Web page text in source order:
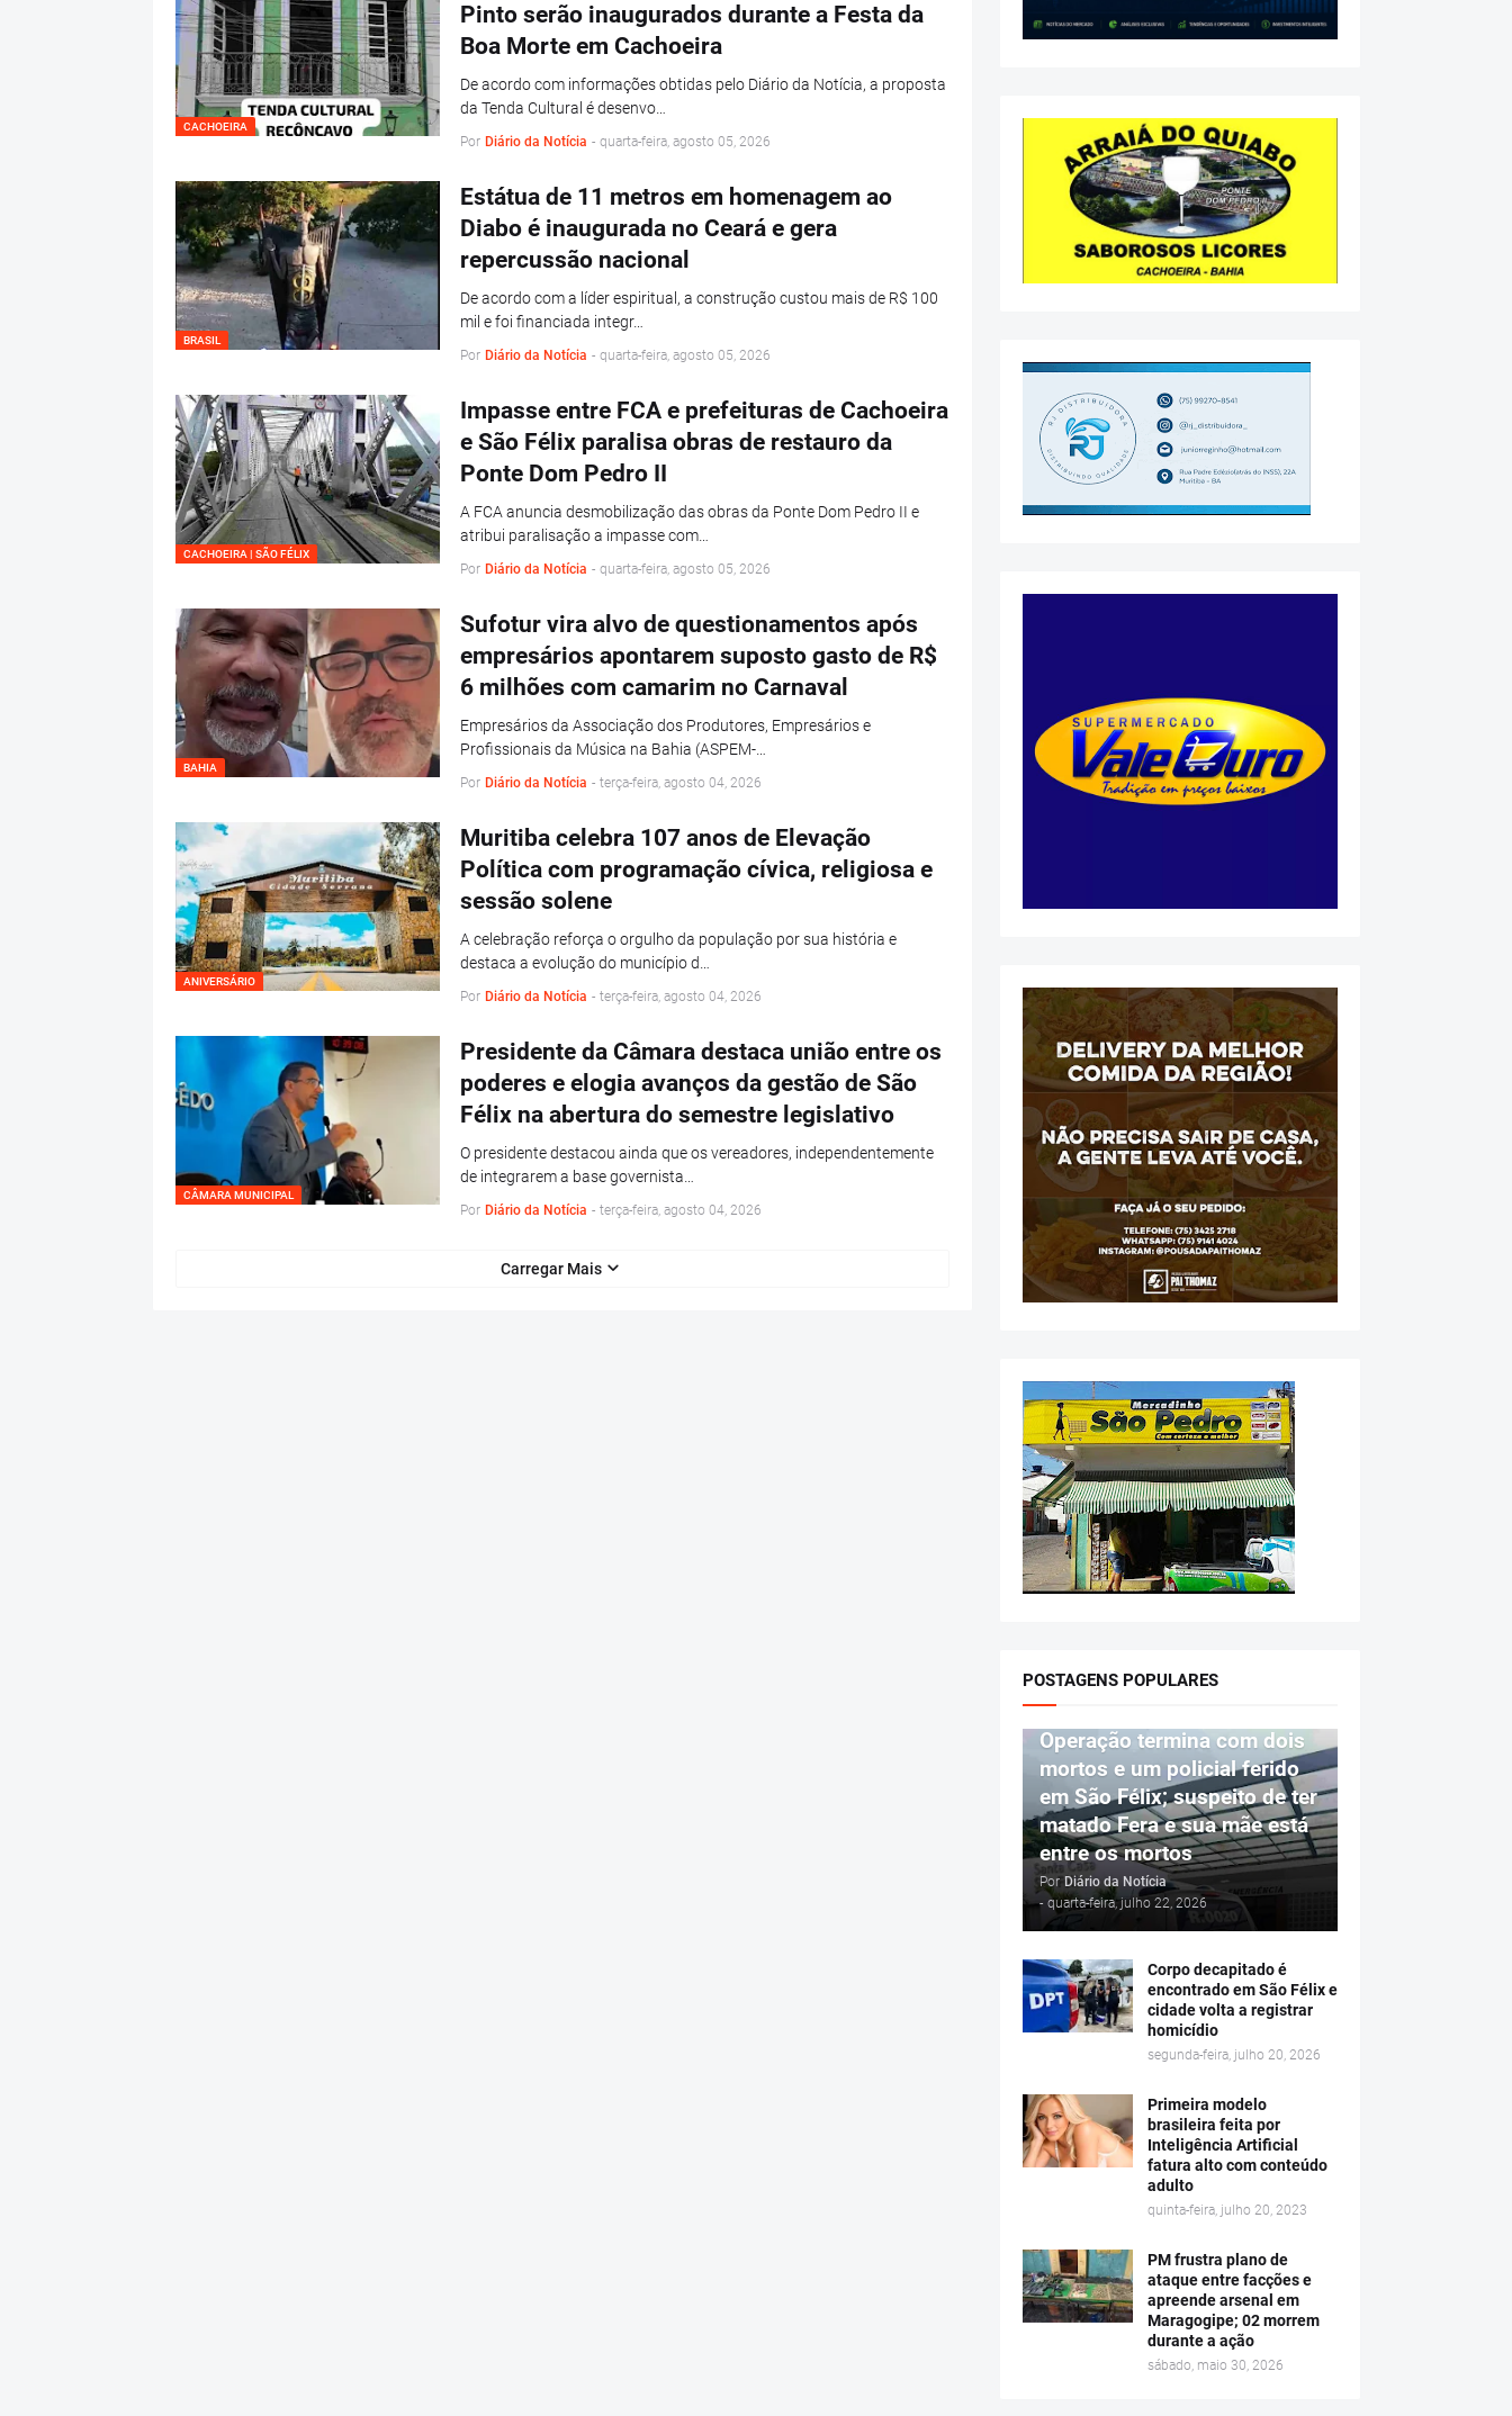
CACHOEIRA
Pinto serão inaugurados durante a Festa da
Boa Morte em Cachoeira
De acordo com informações obtidas pelo Diário da Notícia, a proposta
da Tenda Cultural é desenvo…
Por Diário da Notícia - quarta-feira, agosto 05, 2026
BRASIL
Estátua de 11 metros em homenagem ao
Diabo é inaugurada no Ceará e gera
repercussão nacional
De acordo com a líder espiritual, a construção custou mais de R$ 100
mil e foi financiada integr…
Por Diário da Notícia - quarta-feira, agosto 05, 2026
CACHOEIRA | SÃO FÉLIX
Impasse entre FCA e prefeituras de Cachoeira
e São Félix paralisa obras de restauro da
Ponte Dom Pedro II
A FCA anuncia desmobilização das obras da Ponte Dom Pedro II e
atribui paralisação a impasse com…
Por Diário da Notícia - quarta-feira, agosto 05, 2026
BAHIA
Sufotur vira alvo de questionamentos após
empresários apontarem suposto gasto de R$
6 milhões com camarim no Carnaval
Empresários da Associação dos Produtores, Empresários e
Profissionais da Música na Bahia (ASPEM-…
Por Diário da Notícia - terça-feira, agosto 04, 2026
ANIVERSÁRIO
Muritiba celebra 107 anos de Elevação
Política com programação cívica, religiosa e
sessão solene
A celebração reforça o orgulho da população por sua história e
destaca a evolução do município d…
Por Diário da Notícia - terça-feira, agosto 04, 2026
CÂMARA MUNICIPAL
Presidente da Câmara destaca união entre os
poderes e elogia avanços da gestão de São
Félix na abertura do semestre legislativo
O presidente destacou ainda que os vereadores, independentemente
de integrarem a base governista…
Por Diário da Notícia - terça-feira, agosto 04, 2026
Carregar Mais
POSTAGENS POPULARES
POLÍCIA
Operação termina com dois
mortos e um policial ferido
em São Félix; suspeito de ter
matado Fera e sua mãe está
entre os mortos
Por Diário da Notícia
- quarta-feira, julho 22, 2026
Corpo decapitado é
encontrado em São Félix e
cidade volta a registrar
homicídio
segunda-feira, julho 20, 2026
Primeira modelo
brasileira feita por
Inteligência Artificial
fatura alto com conteúdo
adulto
quinta-feira, julho 20, 2023
PM frustra plano de
ataque entre facções e
apreende arsenal em
Maragogipe; 02 morrem
durante a ação
sábado, maio 30, 2026